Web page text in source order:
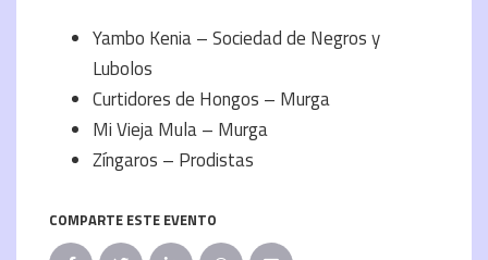
Yambo Kenia – Sociedad de Negros y
Lubolos
Curtidores de Hongos – Murga
Mi Vieja Mula – Murga
Zíngaros – Prodistas
COMPARTE ESTE EVENTO